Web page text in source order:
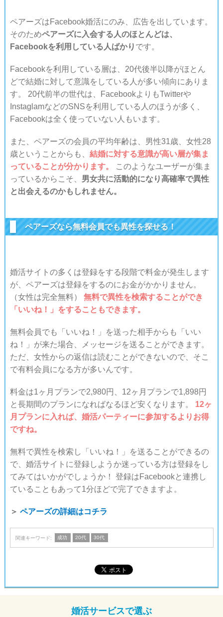
ペアーズはFacebook婚活にのみ、広告を出しています。
そのためペアーズに入会する人のほとんどは、
Facebookを利用している人ばかり です。
Facebookを利用している層は、20代後半以降がほとん
どで結婚に対して意識をしている人が多い傾向にありま
す。 20代前半の世代は、FacebookよりもTwitterや
InstaglamなどのSNSを利用している人のほうが多く、
Facebookは全く使っていない人もいます。
また、ペアーズの会員の平均年齢は、男性31歳、女性28
歳ということからも、 結婚に対する意識が高い層が集ま
っていることが分かります。
このようなユーザーが集ま
っているからこそ、 男女共に活動的になり高確率で異性
と出会えるのかもしれません。
ペアーズなら無料会員でも異性を探せる！
婚活サイトの多くは登録をする段階で料金が発生します
が、 ペアーズは登録をするのにお金がかかりません。
（女性は完全無料） 無料で異性を検索することができ
「いいね！」をすることもできます。
無料会員でも「いいね！」を送った相手からも「いい
ね！」が来た場合、メッセージを送ることができます。
ただ、女性からの返信は読むことができないので、そこ
で有料会員になる方が多いんです。
料金は1ヶ月プランで2,980円、12ヶ月プランで1,898円
と長期間のプランになればなるほど安くなります。 12ヶ
月プランに入れば、婚活パーティーに参加するよりお得
ですね。
無料で異性を検索し「いいね！」を送ることができるの
で、婚活サイトに登録しようか迷っている方は登録をし
てみてはいかがでしょうか！ 登録はFacebookと連携し
ていることもあって1分ほどで完了できますよ。
＞ ペアーズの詳細はコチラ
関連キーワード: 成功 20代 30代
婚活サービスで選ぶ